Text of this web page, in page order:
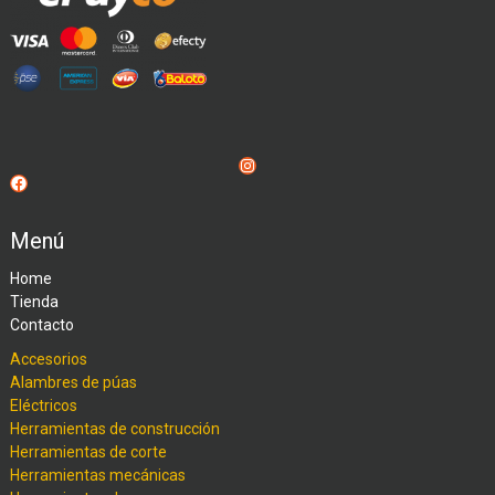
Instagram
Facebook
Menú
Home
Tienda
Contacto
Accesorios
Alambres de púas
Eléctricos
Herramientas de construcción
Herramientas de corte
Herramientas mecánicas